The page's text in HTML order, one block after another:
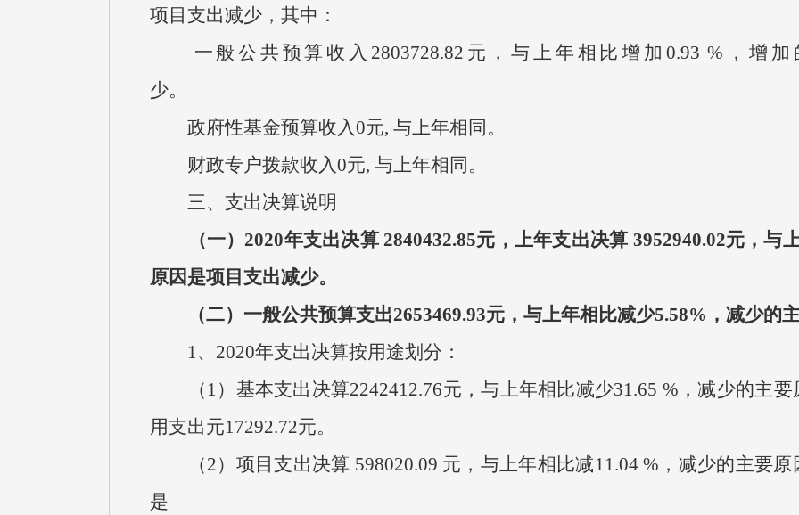
项目支出减少，其中：
一般公共预算收入 2803728.82 元，与上年相比增加 0.93 % ，增
少。
政府性基金预算收入0元, 与上年相同。
财政专户拨款收入0元, 与上年相同。
三、支出决算说明
（一）2020年支出决算2840432.85元，上年支出决算 3952940.02元，与
原因是项 目支出减少。
（二）一般公共预算支出2653469.93元，与上年相比减少5.58% ，减少的
1、 2020年支出决算按用途划分：
（1） 基本支出决算2242412.76元，与上年相比减少31.65 % ，减少的主要
用支出元17292.72元。
（2） 项目支出决算 598020.09 元， 与上年相比减11.04 % ， 减少的主要原
是